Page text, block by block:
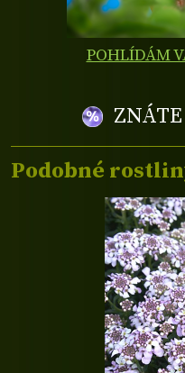
POHLÍDÁM
Podobné